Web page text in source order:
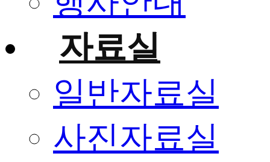
자료실
일반자료실
사진자료실